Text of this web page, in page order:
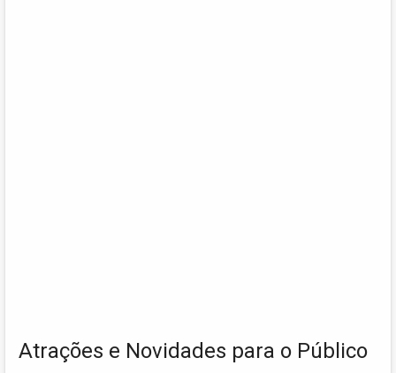
Atrações e Novidades para o Público